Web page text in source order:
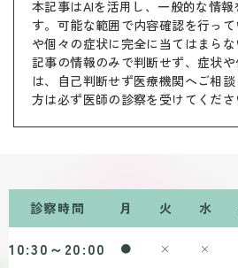
本記事はAIを活用し、一般的な情
す。可能な範囲で内容確認を行っ
や個々の症状に完全に当てはまら
記事の情報のみで判断せず、症状
は、自己判断せず医療機関へご相
方は必ず医師の診察を受けてくださ
診察時間 月 火 水
10:30～20:00 ● × ×